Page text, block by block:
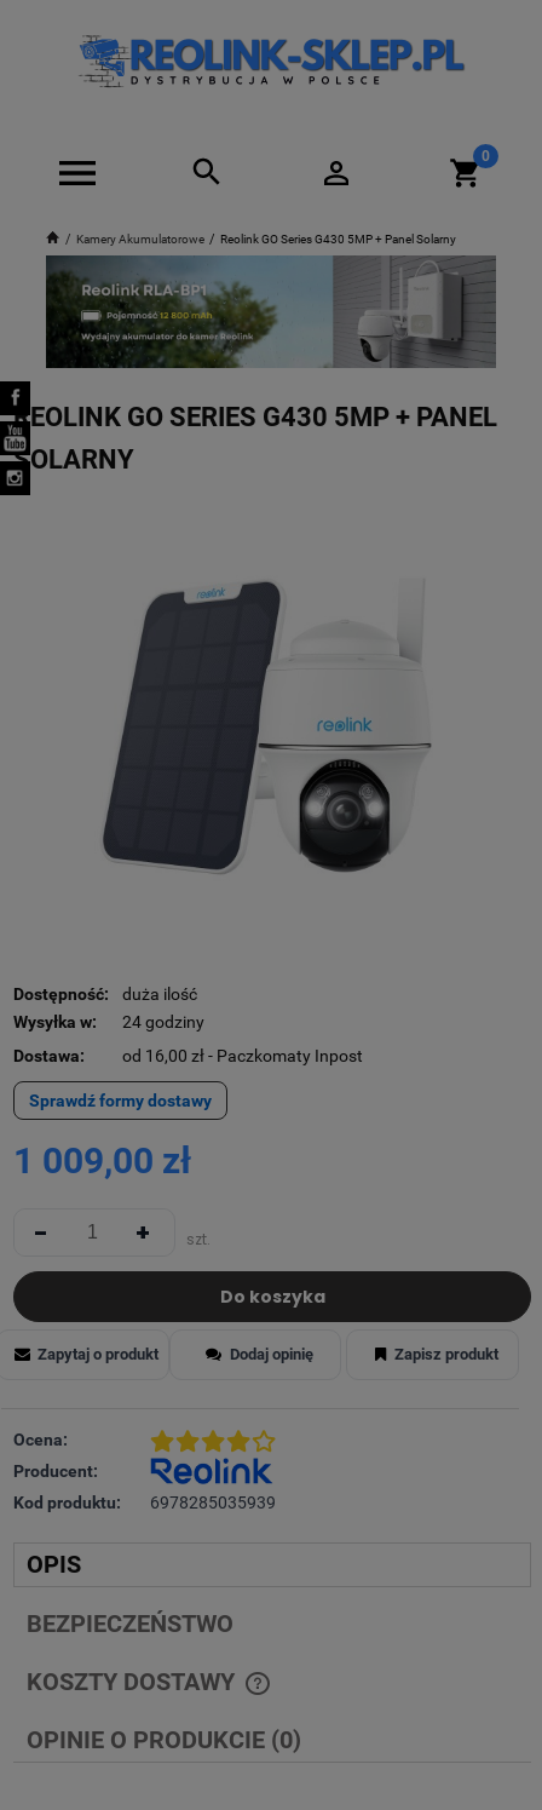
Kamery Akumulatorowe Reolink GO Series G430 5MP + Panel Solarny
REOLINK GO SERIES G430 5MP + PANEL
SOLARNY
Dostępność:
duża ilość
Wysyłka w:
24 godziny
Dostawa:
od 16,00 zł- Paczkomaty Inpost
Sprawdź formy dostawy
1 009,00 zł
- + szt.
Do koszyka
Ocena:
Producent:
Kod produktu:
6978285035939
Zapytaj o produkt Dodaj opinię Zapisz produkt
OPIS
BEZPIECZEŃSTWO
KOSZTY DOSTAWY
CENA NIE ZAWIERA EWENTUALNYCH KOSZTÓW PŁATNOŚCI
OPINIE O PRODUKCIE (0)